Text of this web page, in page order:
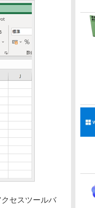
セスツールバ